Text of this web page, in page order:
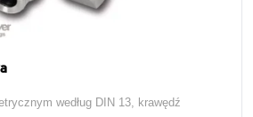
według DIN 13, krawędź